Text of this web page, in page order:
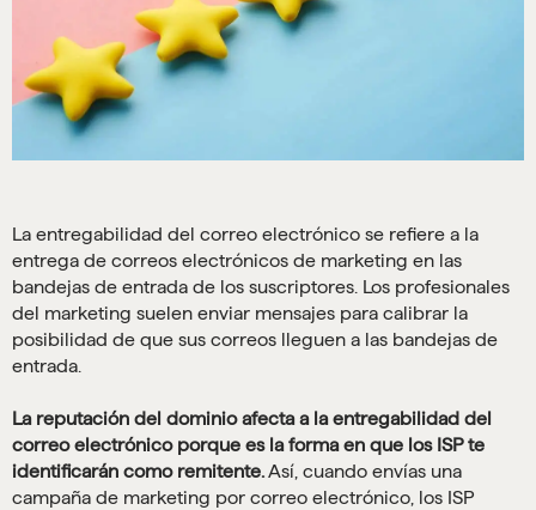
La entregabilidad del correo electrónico se refiere a la
entrega de correos electrónicos de marketing en las
bandejas de entrada de los suscriptores. Los profesionales
del marketing suelen enviar mensajes para calibrar la
posibilidad de que sus correos lleguen a las bandejas de
entrada.
La reputación del dominio afecta a la entregabilidad del
correo electrónico porque es la forma en que los ISP te
identificarán como remitente.Así, cuando envías una
campaña de marketing por correo electrónico, los ISP